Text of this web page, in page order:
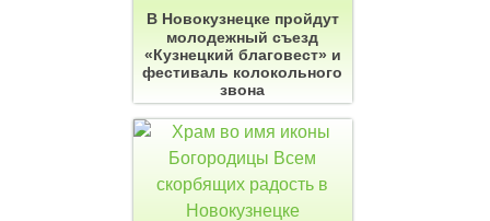
В Новокузнецке пройдут
молодежный съезд
«Кузнецкий благовест» и
фестиваль колокольного
звона